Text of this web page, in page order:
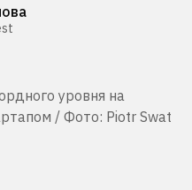
уровня на
/ Фото: Piotr Swat